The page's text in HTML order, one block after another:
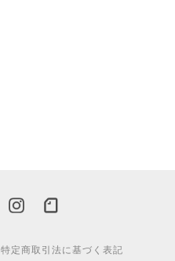
特定商取引法に基づく表記